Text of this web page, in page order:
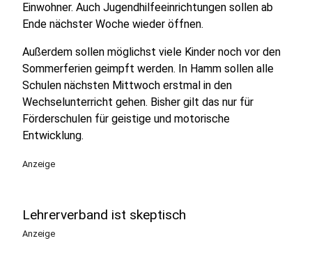
Einwohner. Auch Jugendhilfeeinrichtungen sollen ab
Ende nächster Woche wieder öffnen.
Außerdem sollen möglichst viele Kinder noch vor den
Sommerferien geimpft werden. In Hamm sollen alle
Schulen nächsten Mittwoch erstmal in den
Wechselunterricht gehen. Bisher gilt das nur für
Förderschulen für geistige und motorische
Entwicklung.
Anzeige
Lehrerverband ist skeptisch
Anzeige